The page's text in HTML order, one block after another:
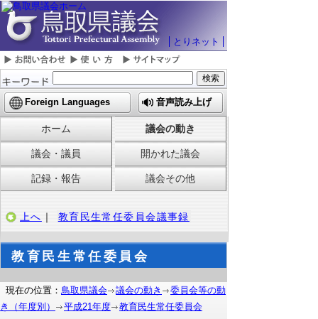
とりネット
Foreign Languages 音声読み上げ
ホーム 議会の動き
議会・議員 開かれた議会
記録・報告 議会その他
上へ ｜ 教育民生常任委員会議事録
教育民生常任委員会
現在の位置： 鳥取県議会 議会の動き
委員会等の動
き（年度別）
平成21年度 教育民生常任委員会